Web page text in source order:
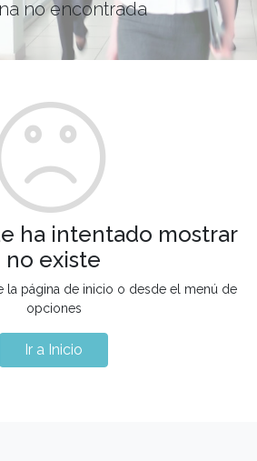
no encontrada
ha intentado mostrar
no existe
la página de inicio o desde el menú de
opciones
Ir a Inicio